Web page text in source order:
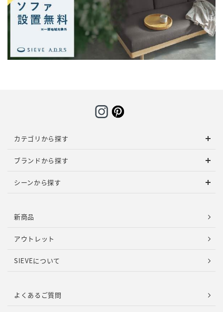
カテゴリから探す
ブランドから探す
シーンから探す
新商品
アウトレット
SIEVEについて
よくあるご質問